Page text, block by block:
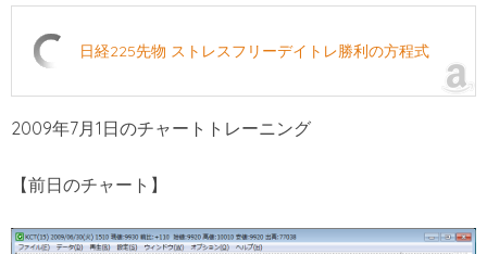
日経225先物 ストレスフリーデイトレ勝利の方程式
2009年7月1日のチャートトレーニング
【前日のチャート】